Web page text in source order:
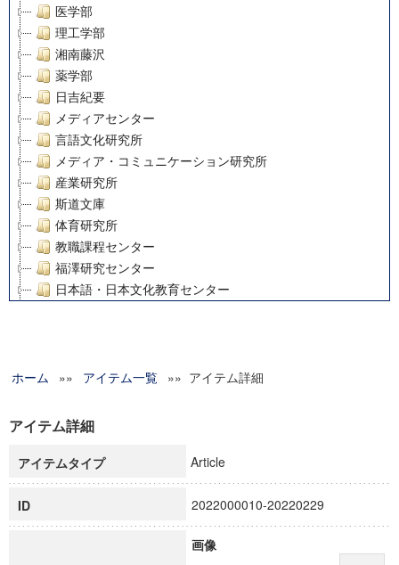
医学部
理工学部
湘南藤沢
薬学部
日吉紀要
メディアセンター
言語文化研究所
メディア・コミュニケーション研究所
産業研究所
斯道文庫
体育研究所
教職課程センター
福澤研究センター
日本語・日本文化教育センター
グローバルリサーチインスティテュート
科学研究費補助金研究成果報告書
慶應義塾大学グローバルCOEプログラム市民社会ガバナンス
慶應義塾大学グローバルCOEプログラム論理と感性の先端的
博士課程教育リーディングプログラム「超成熟社会発展のサ
学術雑誌掲載論文等(8)
ホーム »» アイテム一覧 »» アイテム詳細
アイテム詳細
アイテムタイプ Article
ID 2022000010-20220229
画像